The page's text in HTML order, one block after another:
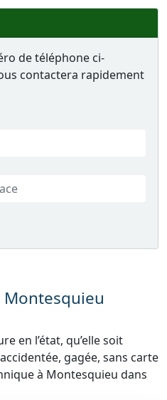
de téléphone ci-
contactera rapidement
Montesquieu
en l’état, qu’elle soit
gagée, sans carte
à Montesquieu dans